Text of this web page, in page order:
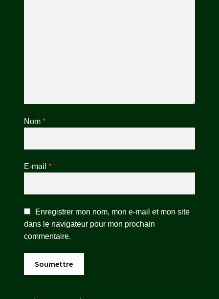
Nom *
E-mail *
Enregistrer mon nom, mon e-mail et mon site
dans le navigateur pour mon prochain
commentaire.